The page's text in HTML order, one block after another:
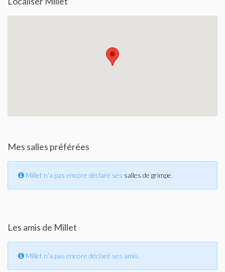
Mes salles préférées
Millet n'a pas encore déclaré ses salles de grimpe.
Les amis de Millet
Millet n'a pas encore déclaré ses amis.